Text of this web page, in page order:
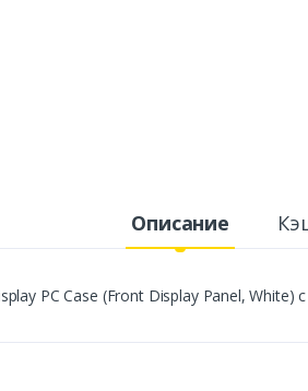
Описание
PC Case (Front Display Panel,